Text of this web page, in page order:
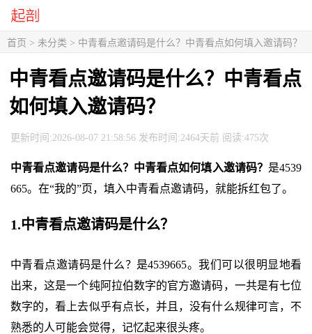
首页 > 未分类 > 中青看点邀请码是什么？中青看点如何填入邀请码？
中青看点邀请码是什么？中青看点
如何填入邀请码？
更新时间:2026-08-07 21:58:56 发布时间:2464天前 阅读:475次
中青看点邀请码是什么？中青看点如何填入邀请码？ 是4539
665。在“我的”页，填入中青看点邀请码，就能拆红包了。
1.中青看点邀请码是什么？
中青看点邀请码是什么？是4539665。我们可以很明显地看
出来，这是一个纯阿拉伯数字的官方邀请码，一共是有七位
数字的，看上去似乎有点长，并且，没有什么规律可言，不
熟悉的人可能会觉得，记忆起来很头疼。